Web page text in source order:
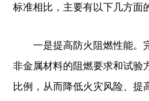
标准相比，主要有以下几方面
一是提高防火阻燃性能。
非金属材料的阻燃要求和试验
比例，从而降低火灾风险、提